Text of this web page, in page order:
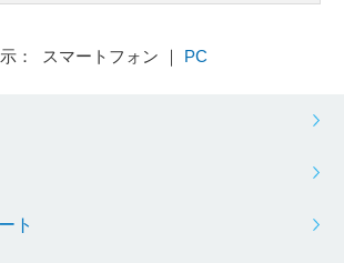
： スマートフォン ｜ PC
ト